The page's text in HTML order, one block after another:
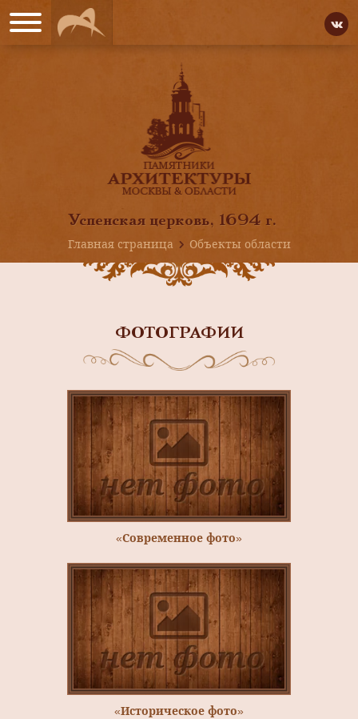
Успенская церковь, 1694 г.
Главная страница
Объекты области
ФОТОГРАФИИ
«Современное фото»
«Историческое фото»